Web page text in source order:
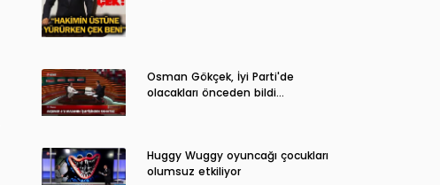
Osman Gökçek, İyi Parti'de
olacakları önceden bildi...
Huggy Wuggy oyuncağı çocukları
olumsuz etkiliyor